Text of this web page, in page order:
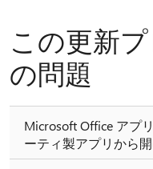
この更新
の問題
Microsoft Office アプ
ーティ製アプリから